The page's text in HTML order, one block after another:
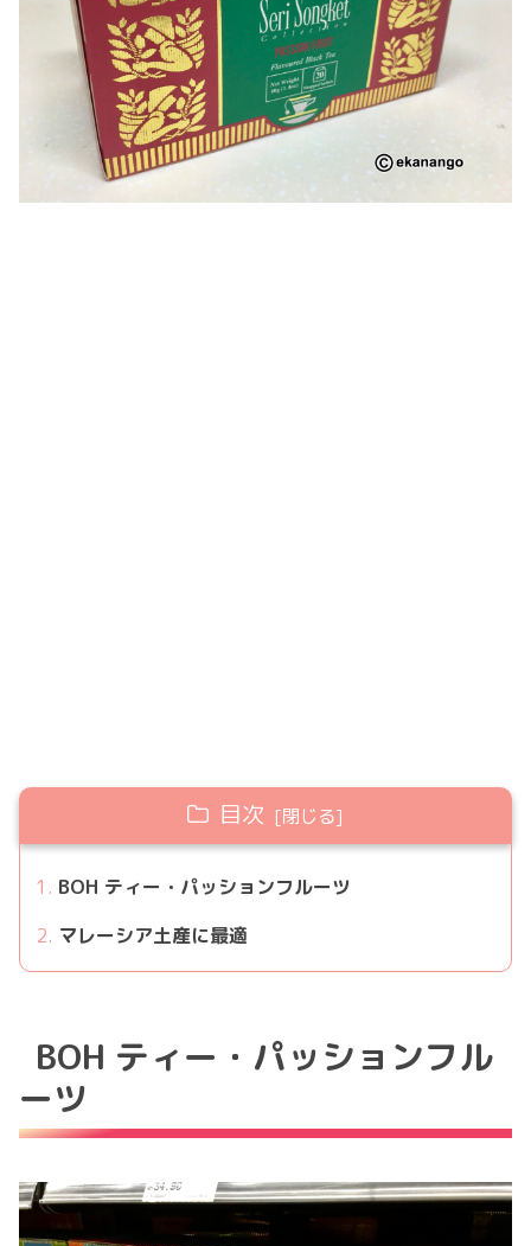
目次
BOH ティー・パッションフルーツ
マレーシア土産に最適
BOH ティー・パッションフル
ーツ